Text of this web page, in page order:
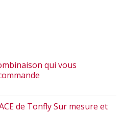
qui vous
de Tonfly Sur mesure et